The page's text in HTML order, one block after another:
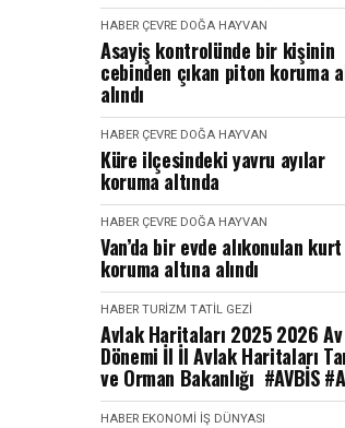
HABER ÇEVRE DOĞA HAYVAN
Asayiş kontrolünde bir kişinin
cebinden çıkan piton koruma
alındı
HABER ÇEVRE DOĞA HAYVAN
Küre ilçesindeki yavru ayılar
koruma altında
HABER ÇEVRE DOĞA HAYVAN
Van’da bir evde alıkonulan kurt
koruma altına alındı
HABER TURIZM TATIL GEZI
Avlak Haritaları 2025 2026 Av
Dönemi İl İl Avlak Haritaları
ve Orman Bakanlığı #AVBİS
HABER EKONOMI İŞ DÜNYASI